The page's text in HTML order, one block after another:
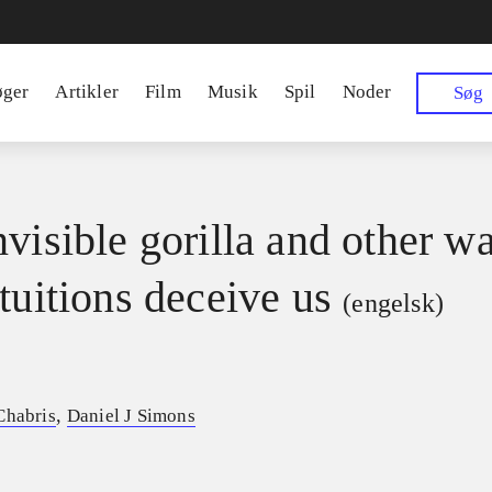
Artikler Film Musik Spil Noder Søg
gorilla and other
deceive us (engelsk)
, Daniel J Simons